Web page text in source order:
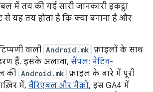
में तय की गई सारी जानकारी इकट्ठा
से यह तय होता है कि क्या बनाना है और
वाली Android.mk फ़ाइलों के साथ
हैं. इसके अलावा, सैंपल: नेटिव-
की Android.mk फ़ाइल के बारे में पूरी
में, वैरिएबल और मैक्रो, इस GA4 में